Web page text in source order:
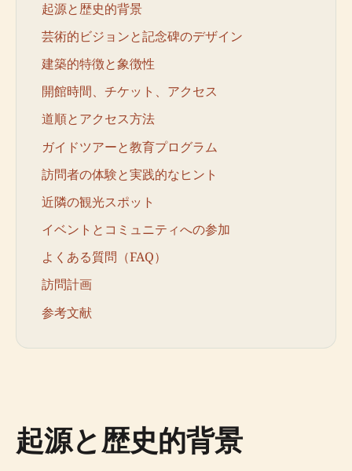
起源と歴史的背景
芸術的ビジョンと記念碑のデザイン
建築的特徴と象徴性
開館時間、チケット、アクセス
道順とアクセス方法
ガイドツアーと教育プログラム
訪問者の体験と実践的なヒント
近隣の観光スポット
イベントとコミュニティへの参加
よくある質問（FAQ）
訪問計画
参考文献
起源と歴史的背景